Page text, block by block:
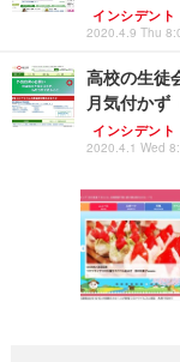
インシデント
2020.4.9 Thu
高校の生徒
月気付かず
インシデント
2020.4.1 Wed